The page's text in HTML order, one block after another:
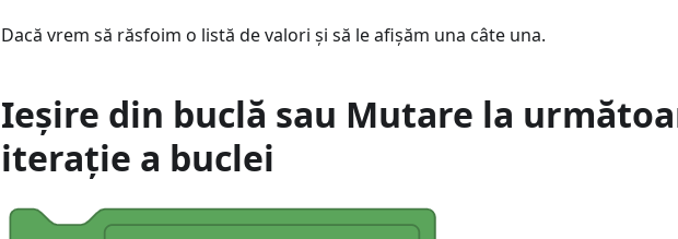
Dacă vrem să răsfoim o listă de valori și să le afișăm una câte una.
Ieșire din buclă sau Mutare la
iterație a buclei